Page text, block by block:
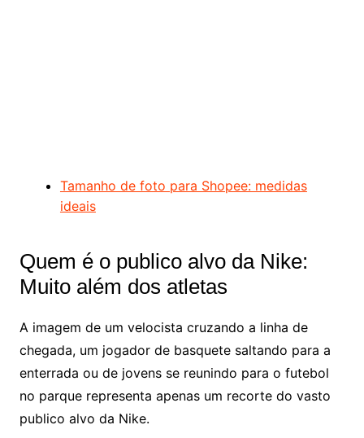
Tamanho de foto para Shopee: medidas
ideais
Quem é o publico alvo da Nike:
Muito além dos atletas
A imagem de um velocista cruzando a linha de
chegada, um jogador de basquete saltando para a
enterrada ou de jovens se reunindo para o futebol
no parque representa apenas um recorte do vasto
publico alvo da Nike.